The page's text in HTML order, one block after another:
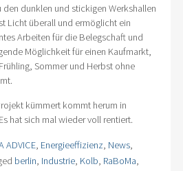
dunklen und stickigen Werkshallen
Licht überall und ermöglicht ein
Arbeiten für die Belegschaft und
Möglichkeit für einen Kaufmarkt,
Sommer und Herbst ohne
kümmert kommt herum in
hat sich mal wieder voll rentiert.
ADVICE, Energieeffizienz, News,
berlin, Industrie, Kolb, RaBoMa,